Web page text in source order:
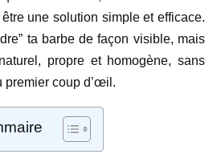
une solution simple et efficace.
ta barbe de façon visible, mais
propre et homogène, sans
premier coup d’œil.